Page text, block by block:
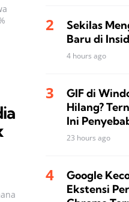
Sekilas
Baru di
4 hours ago
GIF di
Hilang?
Ini
23 hours ago
Google
Ekstensi